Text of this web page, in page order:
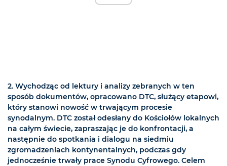
2. Wychodząc od lektury i analizy zebranych w ten
sposób dokumentów, opracowano DTC, służący etapowi,
który stanowi nowość w trwającym procesie
synodalnym. DTC został odesłany do Kościołów lokalnych
na całym świecie, zapraszając je do konfrontacji, a
następnie do spotkania i dialogu na siedmiu
zgromadzeniach kontynentalnych, podczas gdy
jednocześnie trwały prace Synodu Cyfrowego. Celem